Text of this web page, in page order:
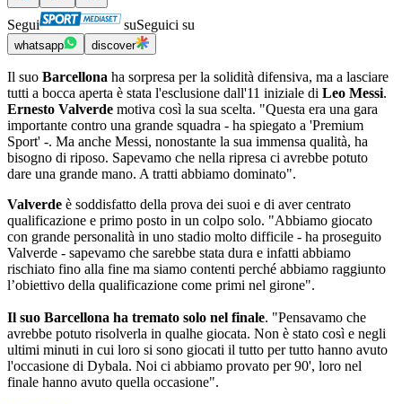
Segui suSeguici su
whatsapp discover
Il suo Barcellona ha sorpresa per la solidità difensiva, ma a lasciare
tutti a bocca aperta è stata l'esclusione dall'11 iniziale di Leo Messi.
Ernesto Valverde motiva così la sua scelta. "Questa era una gara
importante contro una grande squadra - ha spiegato a 'Premium
Sport' -. Ma anche Messi, nonostante la sua immensa qualità, ha
bisogno di riposo. Sapevamo che nella ripresa ci avrebbe potuto
dare una grande mano. A tratti abbiamo dominato".
Valverde è soddisfatto della prova dei suoi e di aver centrato
qualificazione e primo posto in un colpo solo. "Abbiamo giocato
con grande personalità in uno stadio molto difficile - ha proseguito
Valverde - sapevamo che sarebbe stata dura e infatti abbiamo
rischiato fino alla fine ma siamo contenti perché abbiamo raggiunto
l’obiettivo della qualificazione come primi nel girone".
Il suo Barcellona ha tremato solo nel finale. "Pensavamo che
avrebbe potuto risolverla in qualhe giocata. Non è stato così e negli
ultimi minuti in cui loro si sono giocati il tutto per tutto hanno avuto
l'occasione di Dybala. Noi ci abbiamo provato per 90', loro nel
finale hanno avuto quella occasione".